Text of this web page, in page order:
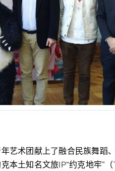
艺术团献上了融合民族舞蹈
土知名文旅IP“约克地牢”（